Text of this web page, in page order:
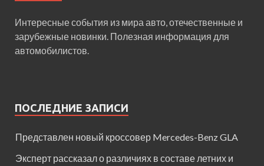
Интересные события из мира авто, отечественные и
зарубежные новинки. Полезная информация для
автомобилистов.
ПОСЛЕДНИЕ ЗАПИСИ
Представлен новый кроссовер Mercedes-Benz GLA
Эксперт рассказал о различиях в составе летних и